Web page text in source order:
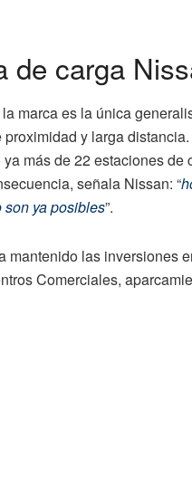
de carga
marca es la única
proximidad y larga
más de 22 estaciones
señala Nissan: “
ya posibles”.
mantenido las inversiones
Comerciales,